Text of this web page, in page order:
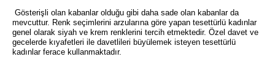
Gösterişli olan kabanlar olduğu gibi daha sade olan kabanlar da
mevcuttur. Renk seçimlerini arzularına göre yapan tesettürlü kadınlar
genel olarak siyah ve krem renklerini tercih etmektedir. Özel davet ve
gecelerde kıyafetleri ile davetlileri büyülemek isteyen tesettürlü
kadınlar ferace kullanmaktadır.